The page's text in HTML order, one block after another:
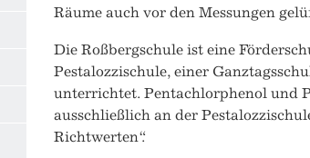
Räume auch vor den Messungen
Die Roßbergschule ist eine
Pestalozzischule, einer
unterrichtet. Pentachlorphenol und
ausschließlich an der
Richtwerten“.